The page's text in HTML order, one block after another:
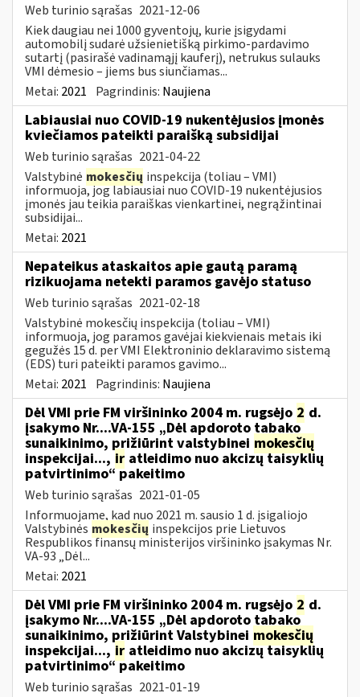
Web turinio sąrašas 2021-12-06
Kiek daugiau nei 1000 gyventojų, kurie įsigydami
automobilį sudarė užsienietišką pirkimo-pardavimo
sutartį (pasirašė vadinamąjį kauferį), netrukus sulauks
VMI dėmesio – jiems bus siunčiamas...
Metai: 2021 Pagrindinis: Naujiena
Labiausiai nuo COVID-19 nukentėjusios įmonės
kviečiamos pateikti paraišką subsidijai
Web turinio sąrašas 2021-04-22
Valstybinė mokesčių inspekcija (toliau – VMI)
informuoja, jog labiausiai nuo COVID-19 nukentėjusios
įmonės jau teikia paraiškas vienkartinei, negrąžintinai
subsidijai...
Metai: 2021
Nepateikus ataskaitos apie gautą paramą
rizikuojama netekti paramos gavėjo statuso
Web turinio sąrašas 2021-02-18
Valstybinė mokesčių inspekcija (toliau – VMI)
informuoja, jog paramos gavėjai kiekvienais metais iki
gegužės 15 d. per VMI Elektroninio deklaravimo sistemą
(EDS) turi pateikti paramos gavimo...
Metai: 2021 Pagrindinis: Naujiena
Dėl VMI prie FM viršininko 2004 m. rugsėjo 2 d.
įsakymo Nr....VA-155 „Dėl apdoroto tabako
sunaikinimo, prižiūrint valstybinei mokesčių
inspekcijai..., ir atleidimo nuo akcizų taisyklių
patvirtinimo“ pakeitimo
Web turinio sąrašas 2021-01-05
Informuojame, kad nuo 2021 m. sausio 1 d. įsigaliojo
Valstybinės mokesčių inspekcijos prie Lietuvos
Respublikos finansų ministerijos viršininko įsakymas Nr.
VA-93 „Dėl...
Metai: 2021
Dėl VMI prie FM viršininko 2004 m. rugsėjo 2 d.
įsakymo Nr....VA-155 „Dėl apdoroto tabako
sunaikinimo, prižiūrint Valstybinei mokesčių
inspekcijai..., ir atleidimo nuo akcizų taisyklių
patvirtinimo“ pakeitimo
Web turinio sąrašas 2021-01-19